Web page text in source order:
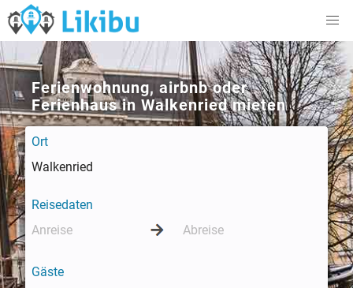
Ferienwohnung, airbnb oder
Ferienhaus in Walkenried mieten
Ort
Reisedaten
Gäste